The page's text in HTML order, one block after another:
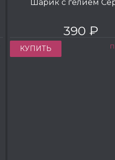
Шарик с гелием
390 ₽
КУПИТЬ